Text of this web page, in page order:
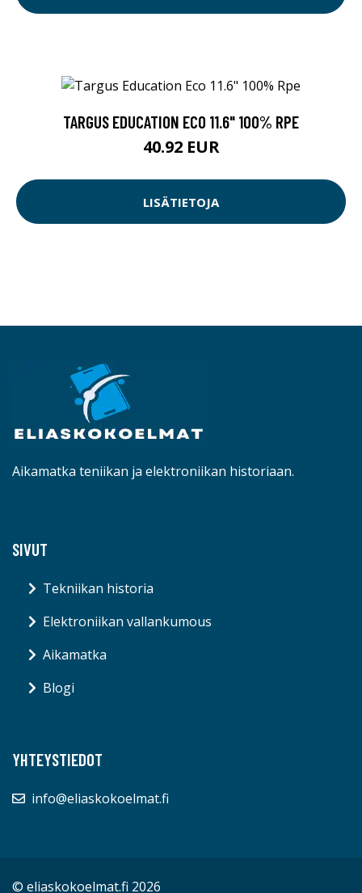
TARGUS EDUCATION ECO 11.6" 100% RPE
40.92 EUR
LISÄTIETOJA
Aikamatka teniikan ja elektroniikan historiaan.
SIVUT
Tekniikan historia
Elektroniikan vallankumous
Aikamatka
Blogi
YHTEYSTIEDOT
info@eliaskokoelmat.fi
© eliaskokoelmat.fi 2026